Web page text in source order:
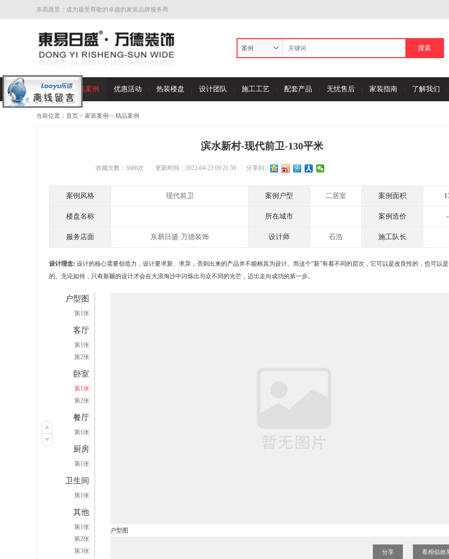
东易愿景：成为最受尊敬的卓越的家装品牌服务商
案例
首页 家装案例 优惠活动 热装楼盘 设计团队 施工工艺 配套产品 无忧售后 家装指南 了解我们
当前位置： 首页 > 家装案例 > 精品案例
滨水新村-现代前卫-130平米
收藏次数：3686次 更新时间：2022-04-23 09:21:59 分享到：
案例风格 现代前卫 案例户型 二居室 案例面积
楼盘名称 所在城市 案例造价
服务店面 东易日盛·万德装饰 设计师 石浩 施工队长
设计理念: 设计的核心需要创造力，设计要求新、求异，否则出来的产品并不能称其为设计。而这个“新”有着不同的层次，它可以是改良性的，也可以
的。无论如何，只有新颖的设计才会在大浪淘沙中闪烁出与众不同的光芒，迈出走向成功的第一步。
户型图
第1张
客厅
第1张
第2张
卧室
第1张
第2张
餐厅
第1张
厨房
第1张
卫生间
第1张
其他
第1张
第2张
第3张
户型图
分享 看相似效